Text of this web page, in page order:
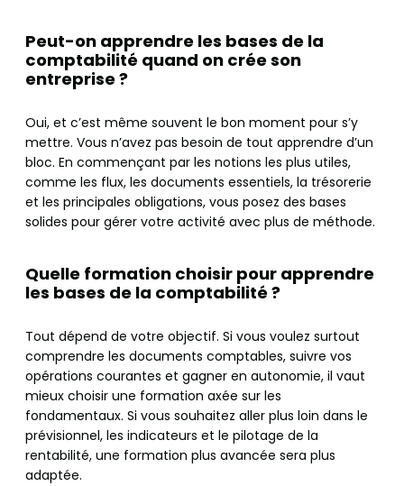
Peut-on apprendre les bases de la
comptabilité quand on crée son
entreprise ?
Oui, et c’est même souvent le bon moment pour s’y
mettre. Vous n’avez pas besoin de tout apprendre d’un
bloc. En commençant par les notions les plus utiles,
comme les flux, les documents essentiels, la trésorerie
et les principales obligations, vous posez des bases
solides pour gérer votre activité avec plus de méthode.
Quelle formation choisir pour apprendre
les bases de la comptabilité ?
Tout dépend de votre objectif. Si vous voulez surtout
comprendre les documents comptables, suivre vos
opérations courantes et gagner en autonomie, il vaut
mieux choisir une formation axée sur les
fondamentaux. Si vous souhaitez aller plus loin dans le
prévisionnel, les indicateurs et le pilotage de la
rentabilité, une formation plus avancée sera plus
adaptée.